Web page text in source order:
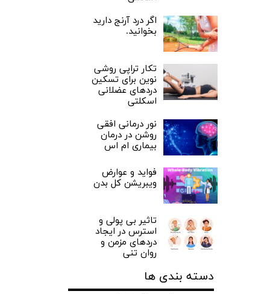
اگر درد آرنج دارید
بخوانید.
تکار تراپی روشی
نوین برای تسکین
دردهای عضلانی
اسکلتی
نور درمانی افقی
روشن در درمان
بیماری ام اس
فواید و عوارض
ویبریشن کل بدن
تاثیر بی پولی و
استرس در ایجاد
دردهای مزمن و
روان تنی
دسته بندی ها